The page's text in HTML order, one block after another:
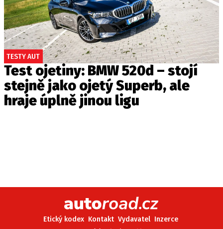
TESTY AUT
Test ojetiny: BMW 520d – stojí
stejně jako ojetý Superb, ale
hraje úplně jinou ligu
Etický kodex Kontakt Vydavatel Inzerce